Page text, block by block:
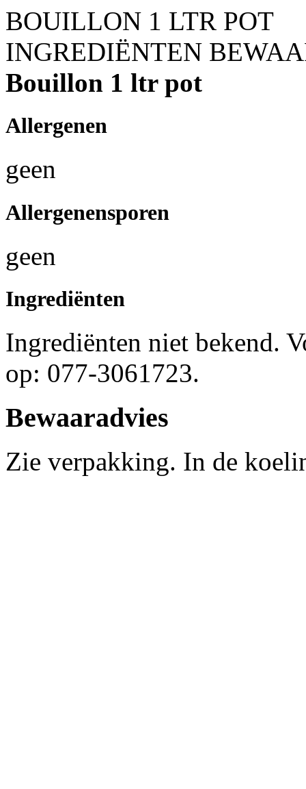
BOUILLON 1 LTR POT
INGREDIËNTEN
Bouillon 1 ltr pot
Allergenen
geen
Allergenensporen
geen
Ingrediënten
Ingrediënten niet bekend.
op: 077-3061723.
Bewaaradvies
Zie verpakking. In de